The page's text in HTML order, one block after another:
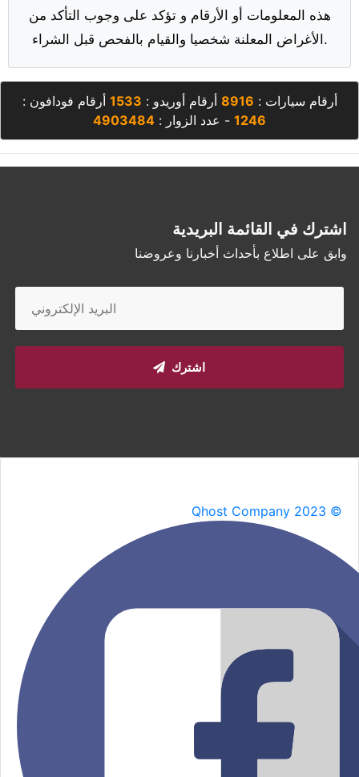
هذه المعلومات أو الأرقام و تؤكد على وجوب التأكد من
الأغراض المعلنة شخصيا والقيام بالفحص قبل الشراء.
أرقام سيارات : 8916 أرقام أوريدو : 1533 أرقام فودافون :
1246 - عدد الزوار : 4903484
اشترك في القائمة البريدية
وابق على اطلاع بأحداث أخبارنا وعروضنا
اشترك
Qhost Company 2023 ©